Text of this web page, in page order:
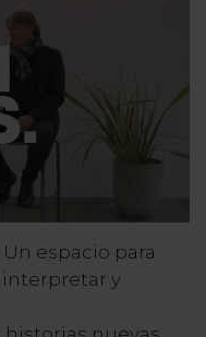
espacio para
y